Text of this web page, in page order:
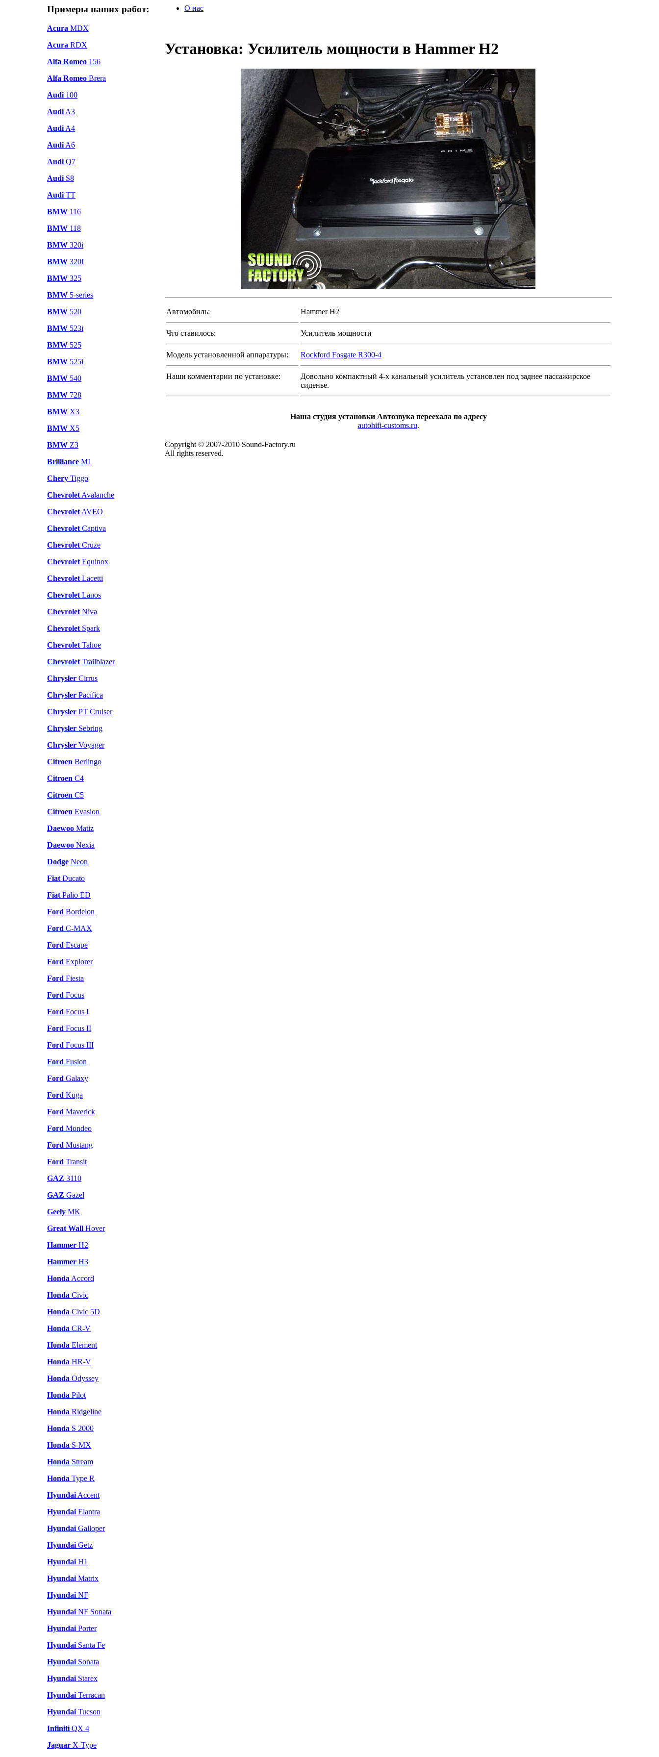
Примеры наших работ:
Acura MDX
Acura RDX
Alfa Romeo 156
Alfa Romeo Brera
Audi 100
Audi A3
Audi A4
Audi A6
Audi Q7
Audi S8
Audi TT
BMW 116
BMW 118
BMW 320i
BMW 320I
BMW 325
BMW 5-series
BMW 520
BMW 523i
BMW 525
BMW 525i
BMW 540
BMW 728
BMW X3
BMW X5
BMW Z3
Brilliance M1
Chery Tiggo
Chevrolet Avalanche
Chevrolet AVEO
Chevrolet Captiva
Chevrolet Cruze
Chevrolet Equinox
Chevrolet Lacetti
Chevrolet Lanos
Chevrolet Niva
Chevrolet Spark
Chevrolet Tahoe
Chevrolet Trailblazer
Chrysler Cirrus
Chrysler Pacifica
Chrysler PT Cruiser
Chrysler Sebring
Chrysler Voyager
Citroen Berlingo
Citroen C4
Citroen C5
Citroen Evasion
Daewoo Matiz
Daewoo Nexia
Dodge Neon
Fiat Ducato
Fiat Palio ED
Ford Bordelon
Ford C-MAX
Ford Escape
Ford Explorer
Ford Fiesta
Ford Focus
Ford Focus I
Ford Focus II
Ford Focus III
Ford Fusion
Ford Galaxy
Ford Kuga
Ford Maverick
Ford Mondeo
Ford Mustang
Ford Transit
GAZ 3110
GAZ Gazel
Geely MK
Great Wall Hover
Hammer H2
Hammer H3
Honda Accord
Honda Civic
Honda Civic 5D
Honda CR-V
Honda Element
Honda HR-V
Honda Odyssey
Honda Pilot
Honda Ridgeline
Honda S 2000
Honda S-MX
Honda Stream
Honda Type R
Hyundai Accent
Hyundai Elantra
Hyundai Galloper
Hyundai Getz
Hyundai H1
Hyundai Matrix
Hyundai NF
Hyundai NF Sonata
Hyundai Porter
Hyundai Santa Fe
Hyundai Sonata
Hyundai Starex
Hyundai Terracan
Hyundai Tucson
Infiniti QX 4
Jaguar X-Type
О нас
Установка: Усилитель мощности в Hammer H2
Автомобиль: Hammer H2
Что ставилось: Усилитель мощности
Модель установленной аппаратуры: Rockford Fosgate R300-4
Наши комментарии по установке:
Довольно компактный 4-х канальный усилитель установлен под заднее пассажирское
сиденье.
Наша студия установки Автозвука переехала по адресу
autohifi-customs.ru.
Copyright © 2007-2010 Sound-Factory.ru
All rights reserved.